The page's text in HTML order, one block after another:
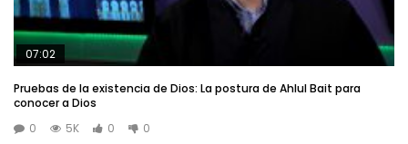
07:02
Pruebas de la existencia de Dios: La postura de Ahlul Bait para
conocer a Dios
0
5K 0 0